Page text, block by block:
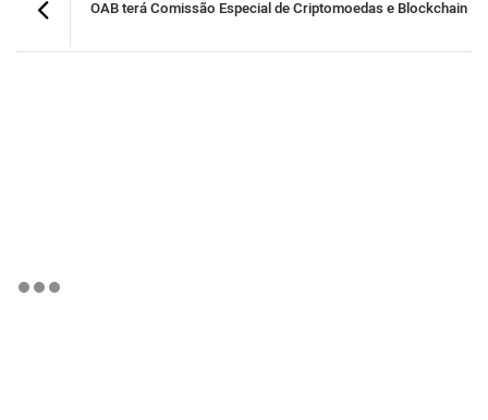
OAB terá Comissão Especial de Criptomoedas e Blockchain